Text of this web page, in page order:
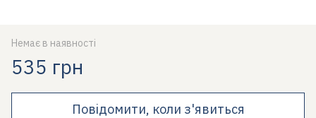
Немає в наявності
535 грн
Повідомити, коли з'явиться